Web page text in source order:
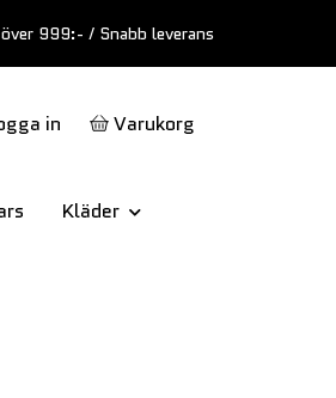
999:- / Snabb leverans
in Varukorg
Kläder